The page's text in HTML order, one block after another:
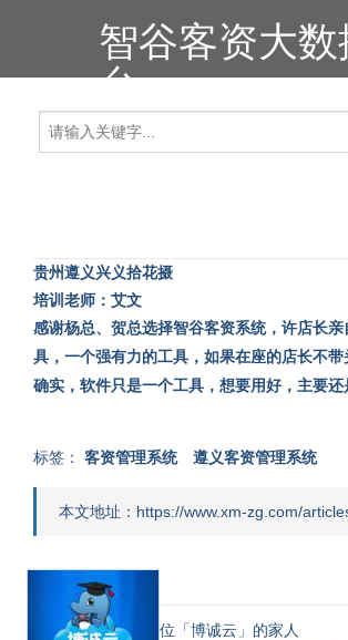
智谷客资大数
台
贵州遵义兴义拾花摄
培训老师：艾文
感谢杨总、贺总选择智谷客资系统，许店长
具，一个强有力的工具，如果在座的店长不
确实，软件只是一个工具，想要用好，主要
标签： 客资管理系统 遵义客资管理系统
本文地址：https://www.xm-zg.com/
相关文章
2026贺年 | 致每一位「博诚云」的家人